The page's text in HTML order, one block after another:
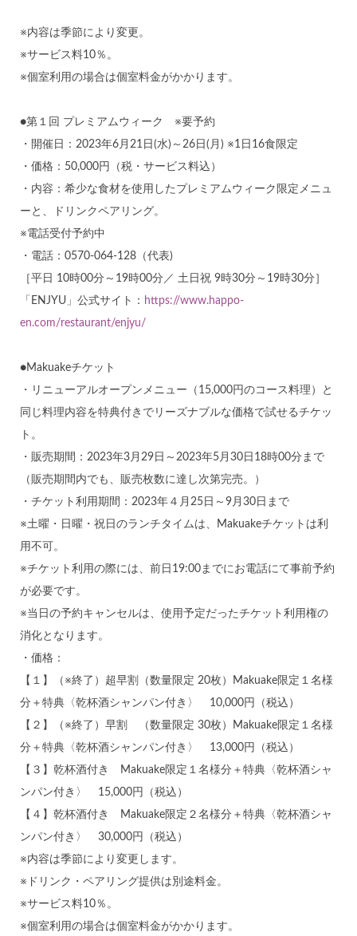
※内容は季節により変更。
※サービス料10％。
※個室利用の場合は個室料金がかかります。
●第１回 プレミアムウィーク ※要予約
・開催日：2023年6月21日(水)～26日(月) ※1日16食限定
・価格：50,000円（税・サービス料込）
・内容：希少な食材を使用したプレミアムウィーク限定メニュ
ーと、ドリンクペアリング。
※電話受付予約中
・電話：0570-064-128（代表)
［平日 10時00分～19時00分／ 土日祝 9時30分～19時30分］
「ENJYU」公式サイト： https://www.happo-
en.com/restaurant/enjyu/
●Makuakeチケット
・リニューアルオープンメニュー（15,000円のコース料理）と
同じ料理内容を特典付きでリーズナブルな価格で試せるチケッ
ト。
・販売期間：2023年3月29日～2023年5月30日18時00分まで
（販売期間内でも、販売枚数に達し次第完売。）
・チケット利用期間：2023年４月25日～9月30日まで
※土曜・日曜・祝日のランチタイムは、Makuakeチケットは利
用不可。
※チケット利用の際には、前日19:00までにお電話にて事前予約
が必要です。
※当日の予約キャンセルは、使用予定だったチケット利用権の
消化となります。
・価格：
【１】（※終了）超早割（数量限定 20枚）Makuake限定１名様
分＋特典〈乾杯酒シャンパン付き〉 10,000円（税込）
【２】（※終了）早割 （数量限定 30枚）Makuake限定１名様
分＋特典〈乾杯酒シャンパン付き〉 13,000円（税込）
【３】乾杯酒付き Makuake限定１名様分＋特典〈乾杯酒シャ
ンパン付き〉 15,000円（税込）
【４】乾杯酒付き Makuake限定２名様分＋特典〈乾杯酒シャ
ンパン付き〉 30,000円（税込）
※内容は季節により変更します。
※ドリンク・ペアリング提供は別途料金。
※サービス料10％。
※個室利用の場合は個室料金がかかります。